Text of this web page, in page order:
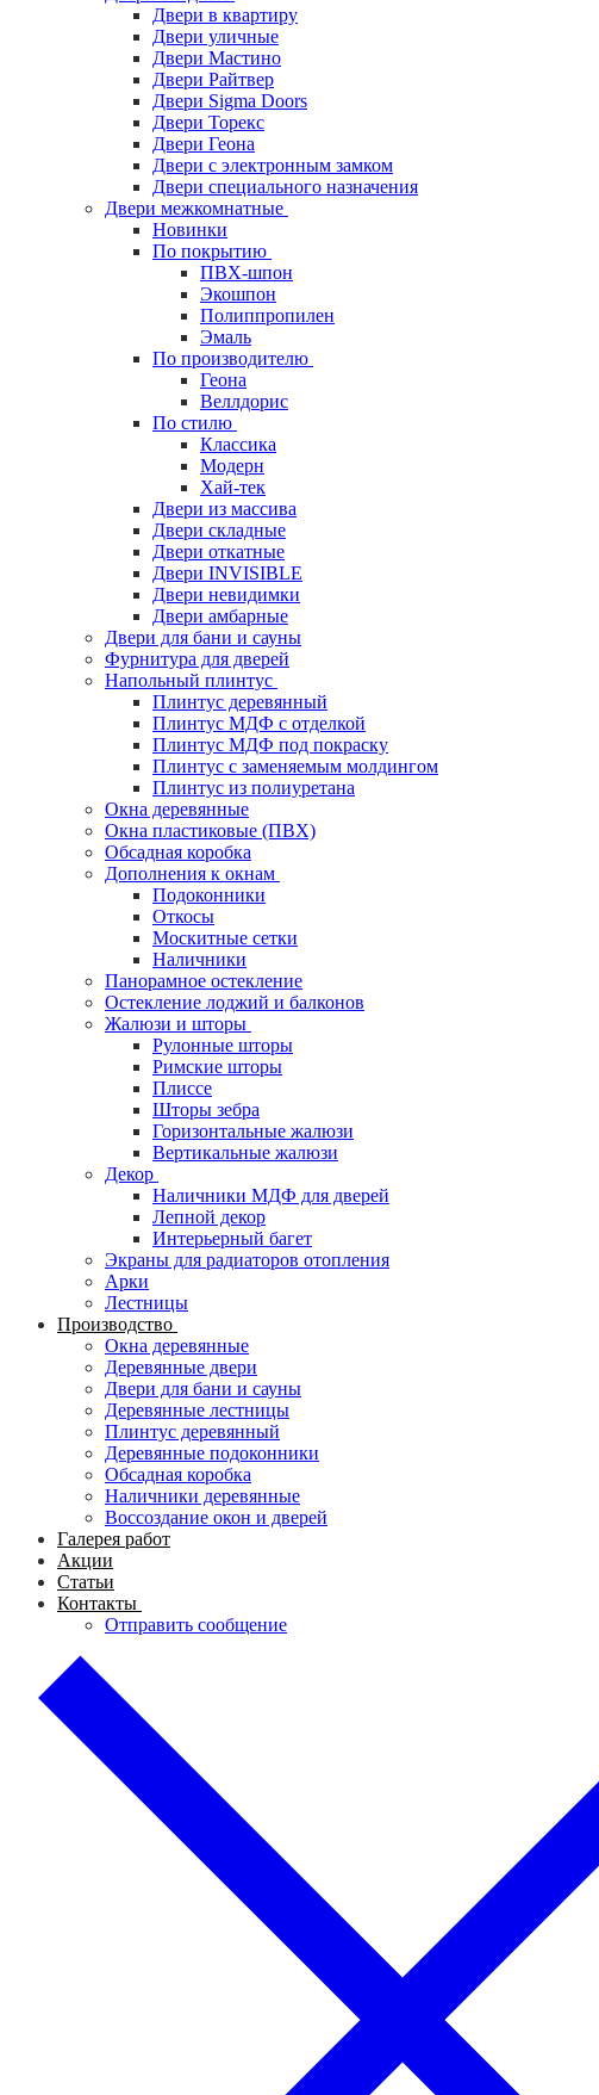
Двери в квартиру
Двери уличные
Двери Мастино
Двери Райтвер
Двери Sigma Doors
Двери Торекс
Двери Геона
Двери с электронным замком
Двери специального назначения
Двери межкомнатные
Новинки
По покрытию
ПВХ-шпон
Экошпон
Полиппропилен
Эмаль
По производителю
Геона
Веллдорис
По стилю
Классика
Модерн
Хай-тек
Двери из массива
Двери складные
Двери откатные
Двери INVISIBLE
Двери невидимки
Двери амбарные
Двери для бани и сауны
Фурнитура для дверей
Напольный плинтус
Плинтус деревянный
Плинтус МДФ с отделкой
Плинтус МДФ под покраску
Плинтус с заменяемым молдингом
Плинтус из полиуретана
Окна деревянные
Окна пластиковые (ПВХ)
Обсадная коробка
Дополнения к окнам
Подоконники
Откосы
Москитные сетки
Наличники
Панорамное остекление
Остекление лоджий и балконов
Жалюзи и шторы
Рулонные шторы
Римские шторы
Плиссе
Шторы зебра
Горизонтальные жалюзи
Вертикальные жалюзи
Декор
Наличники МДФ для дверей
Лепной декор
Интерьерный багет
Экраны для радиаторов отопления
Арки
Лестницы
Производство
Окна деревянные
Деревянные двери
Двери для бани и сауны
Деревянные лестницы
Плинтус деревянный
Деревянные подоконники
Обсадная коробка
Наличники деревянные
Воссоздание окон и дверей
Галерея работ
Акции
Статьи
Контакты
Отправить сообщение